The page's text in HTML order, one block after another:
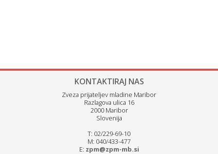
KONTAKTIRAJ NAS
Zveza prijateljev mladine Maribor
Razlagova ulica 16
2000 Maribor
Slovenija
T: 02/229-69-10
M: 040/433-477
E: zpm@zpm-mb.si